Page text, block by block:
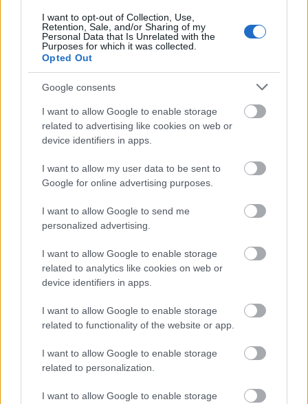
I want to opt-out of Collection, Use,
Retention, Sale, and/or Sharing of my
Personal Data that Is Unrelated with the
Purposes for which it was collected.
Opted Out
Google consents
I want to allow Google to enable storage
related to advertising like cookies on web or
device identifiers in apps.
I want to allow my user data to be sent to
Google for online advertising purposes.
I want to allow Google to send me
personalized advertising.
I want to allow Google to enable storage
related to analytics like cookies on web or
device identifiers in apps.
I want to allow Google to enable storage
related to functionality of the website or app.
I want to allow Google to enable storage
related to personalization.
I want to allow Google to enable storage
Ski Classics
INGEBORG SCHEVE 19.08.2024
For en uke siden slo han verdenscupvinneren. Søndag fortsatte han
i samme stil etter thrilleroppgjør om på målstreken i det svenske
prestisjeløpet Topprullen.